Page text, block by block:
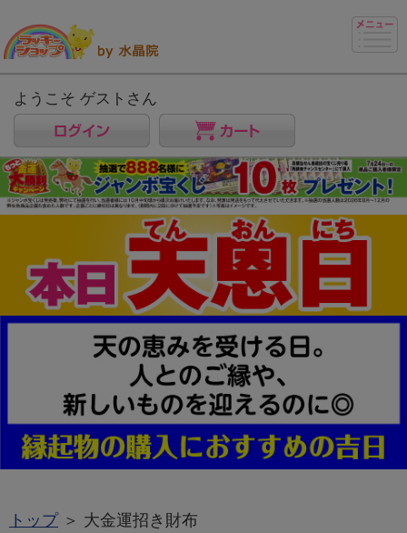
ようこそ ゲストさん
トップ＞ 大金運招き財布